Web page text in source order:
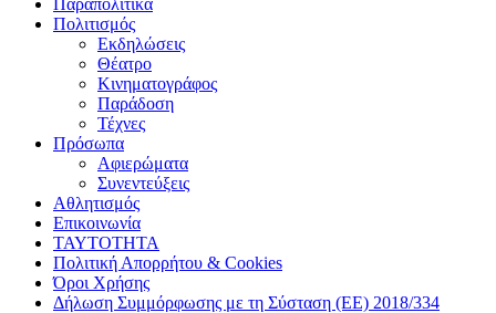
Παραπολιτικά
Πολιτισμός
Εκδηλώσεις
Θέατρο
Κινηματογράφος
Παράδοση
Τέχνες
Πρόσωπα
Αφιερώματα
Συνεντεύξεις
Αθλητισμός
Επικοινωνία
ΤΑΥΤΟΤΗΤΑ
Πολιτική Απορρήτου & Cookies
Όροι Χρήσης
Δήλωση Συμμόρφωσης με τη Σύσταση (ΕΕ) 2018/334